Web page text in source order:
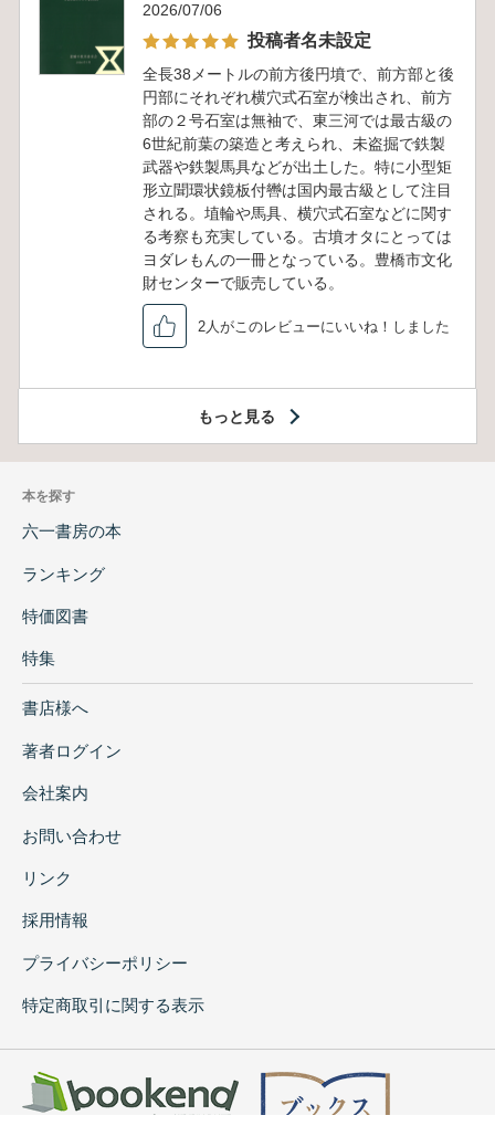
2026/07/06
投稿者名未設定
全長38メートルの前方後円墳で、前方部と後
円部にそれぞれ横穴式石室が検出され、前方
部の２号石室は無袖で、東三河では最古級の
6世紀前葉の築造と考えられ、未盗掘で鉄製
武器や鉄製馬具などが出土した。特に小型矩
形立聞環状鏡板付轡は国内最古級として注目
される。埴輪や馬具、横穴式石室などに関す
る考察も充実している。古墳オタにとっては
ヨダレもんの一冊となっている。豊橋市文化
財センターで販売している。
2人がこのレビューにいいね！しました
もっと見る
本を探す
六一書房の本
ランキング
特価図書
特集
書店様へ
著者ログイン
会社案内
お問い合わせ
リンク
採用情報
プライバシーポリシー
特定商取引に関する表示